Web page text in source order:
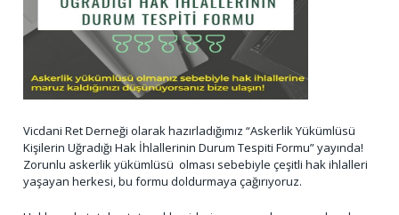
Vicdani Ret Derneği olarak hazırladığımız “Askerlik Yükümlüsü
Kişilerin Uğradığı Hak İhlallerinin Durum Tespiti Formu” yayında!
Zorunlu askerlik yükümlüsü olması sebebiyle çeşitli hak ihlalleri
yaşayan herkesi, bu formu doldurmaya çağırıyoruz.